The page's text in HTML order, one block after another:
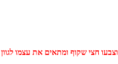
חצי שקוף ומתאים את עצמו